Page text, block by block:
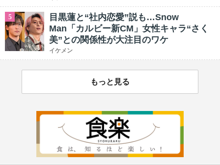
5
目黒蓮と“社内恋愛”説も…Snow
Man「カルビー新CM」女性キャラ“さく
美”との関係性が大注目のワケ
イケメン
もっと見る